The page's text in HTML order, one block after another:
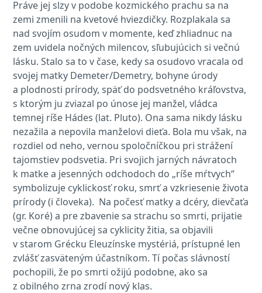
Práve jej slzy v podobe kozmického prachu sa na
zemi zmenili na kvetové hviezdičky. Rozplakala sa
nad svojím osudom v momente, keď zhliadnuc na
zem uvidela nočných milencov, sľubujúcich si večnú
lásku. Stalo sa to v čase, kedy sa osudovo vracala od
svojej matky Demeter/Demetry, bohyne úrody
a plodnosti prírody, späť do podsvetného kráľovstva,
s ktorým ju zviazal po únose jej manžel, vládca
temnej ríše Hádes (lat. Pluto). Ona sama nikdy lásku
nezažila a nepovila manželovi dieťa. Bola mu však, na
rozdiel od neho, vernou spoločníčkou pri strážení
tajomstiev podsvetia. Pri svojich jarných návratoch
k matke a jesenných odchodoch do „ríše mŕtvych“
symbolizuje cyklickosť roku, smrť a vzkriesenie života
prírody (i človeka). Na počesť matky a dcéry, dievčaťa
(gr. Koré) a pre zbavenie sa strachu so smrti, prijatie
večne obnovujúcej sa cyklicity žitia, sa objavili
v starom Grécku Eleuzínske mystériá, prístupné len
zvlášť zasväteným účastníkom. Tí počas slávností
pochopili, že po smrti ožijú podobne, ako sa
z obilného zrna zrodí nový klas.